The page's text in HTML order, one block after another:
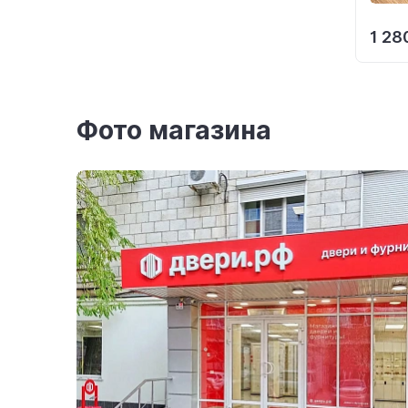
1
Фото магазина